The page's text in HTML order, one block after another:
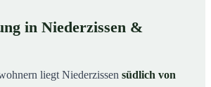
in Niederzissen &
liegt Niederzissen südlich von